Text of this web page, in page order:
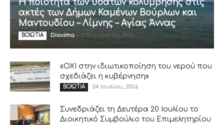
Η ποιότητα των υδάτων κολύμβησης στις
ακτές των Δήμων Καμένων Βούρλων και
Μαντουδίου – Λίμνης – Αγίας Άννας
ΒΟΙΩΤΙΑ Diavima - 2 Αυγούστου, 2026
«ΟΧΙ στην ιδιωτικοποίηση του νερού που
σχεδιάζει η κυβέρνηση»
ΒΟΙΩΤΙΑ 24 Ιουλίου, 2026
Συνεδριάζει τη Δευτέρα 20 Ιουλίου το
Διοικητικό Συμβούλιο του Επιμελητηρίου